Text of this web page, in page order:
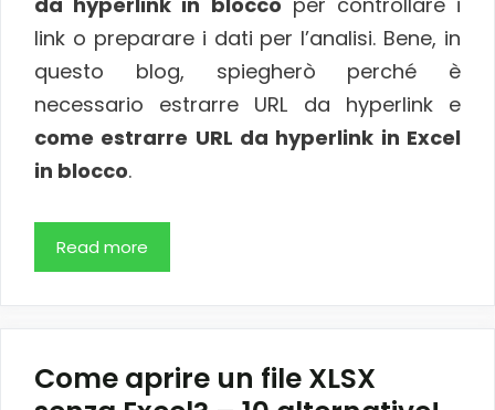
link o preparare i dati per l’analisi. Bene, in
questo blog, spiegherò perché è
necessario estrarre URL da hyperlink e
come estrarre URL da hyperlink in Excel
in blocco.
Read more
Come aprire un file XLSX